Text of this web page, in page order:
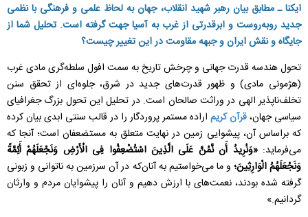
ایکنا ـ مطابق بیان رهبر شهید انقلاب، جهان به لحاظ علمی و فرهنگی با نظمی
جدید روبه‌روست و ابرقدرتی از غرب به آسیا جهت گرفته است. تحلیل شما از
جایگاه و نقش ایران و جبهه مقاومت در این تغییر چیست؟
تحول هندسه قدرت جهانی و چرخش تاریخ به سمت افول سلطه‌گری مادی غرب
(هژمونی مادی) و ظهور قدرت‌های جدید در شرق، جلوه‌ای از تحقق سنن
تخلف‌ناپذیر الهی در وراثت صالحان است. در تحلیل این تحول بزرگ جغرافیای
سیاسی جهان،قرآن کریم اراده مستمر پروردگار را در قالب سنتی ابدی بیان کرده
که براساس آن، پیشوایی زمین در نهایت متعلق به مستضعفان است؛ آنجا که
می‌فرماید:«وَنُرِیدُ أَن نَّمُنَّ عَلَى الَّذِینَ اسْتُضْعِفُوا فِی الْأَرْضِ وَنَجْعَلَهُمْ أَئِمَّةً
وَنَجْعَلَهُمُ الْوَارِثِینَ؛ و ما می‌خواستیم به آنان‌که در آن سرزمین به ناتوانی و زبونی
گرفته شده بودند، نعمت‌های با ارزش دهیم و آنان را پیشوایان مردم و وارثان
گردانیم.»